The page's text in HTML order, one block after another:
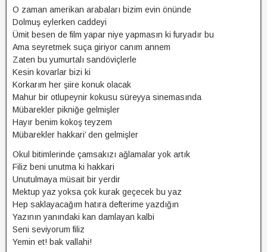
O zaman amerikan arabaları bizim evin önünde
Dolmuş eylerken caddeyi
Ümit besen de film yapar niye yapmasın ki furyadır bu
Ama seyretmek suça giriyor canım annem
Zaten bu yumurtalı sandöviçlerle
Kesin kovarlar bizi ki
Korkarım her şiire konuk olacak
Mahur bir otlupeynir kokusu süreyya sinemasında
Mübarekler pikniğe gelmişler
Hayır benim kokoş teyzem
Mübarekler hakkari’ den gelmişler
Okul bitimlerinde çamsakızı ağlamalar yok artık
Filiz beni unutma ki hakkari
Unutulmaya müsait bir yerdir
Mektup yaz yoksa çok kurak geçecek bu yaz
Hep saklayacağım hatıra defterime yazdığın
Yazının yanındaki kan damlayan kalbi
Seni seviyorum filiz
Yemin et! bak vallahi!